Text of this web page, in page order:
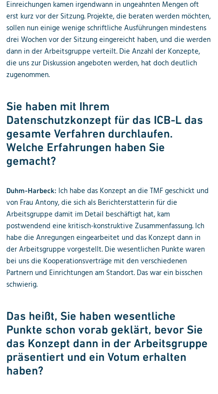
Einreichungen kamen irgendwann in ungeahnten Mengen oft
erst kurz vor der Sitzung. Projekte, die beraten werden möchten,
sollen nun einige wenige schriftliche Ausführungen mindestens
drei Wochen vor der Sitzung eingereicht haben, und die werden
dann in der Arbeitsgruppe verteilt. Die Anzahl der Konzepte,
die uns zur Diskussion angeboten werden, hat doch deutlich
zugenommen.
Sie haben mit Ihrem
Datenschutzkonzept für das ICB-L das
gesamte Verfahren durchlaufen.
Welche Erfahrungen haben Sie
gemacht?
Duhm-Harbeck: Ich habe das Konzept an die TMF geschickt und
von Frau Antony, die sich als Berichterstatterin für die
Arbeitsgruppe damit im Detail beschäftigt hat, kam
postwendend eine kritisch-konstruktive Zusammenfassung. Ich
habe die Anregungen eingearbeitet und das Konzept dann in
der Arbeitsgruppe vorgestellt. Die wesentlichen Punkte waren
bei uns die Kooperationsverträge mit den verschiedenen
Partnern und Einrichtungen am Standort. Das war ein bisschen
schwierig.
Das heißt, Sie haben wesentliche
Punkte schon vorab geklärt, bevor Sie
das Konzept dann in der Arbeitsgruppe
präsentiert und ein Votum erhalten
haben?